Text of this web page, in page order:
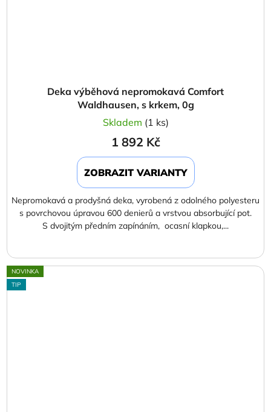
Deka výběhová nepromokavá Comfort
Waldhausen, s krkem, 0g
Skladem (1 ks)
1 892 Kč
ZOBRAZIT VARIANTY
Nepromokavá a prodyšná deka, vyrobená z odolného polyesteru
s povrchovou úpravou 600 denierů a vrstvou absorbující pot.
S dvojitým předním zapínáním, ocasní klapkou,...
NOVINKA
TIP